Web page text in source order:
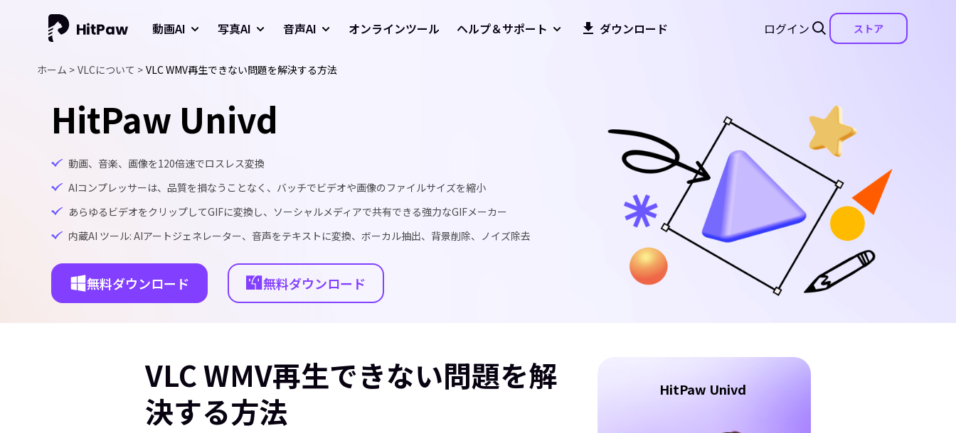
ログイン ストア
動画AI 写真AI 音声AI オンラインツール ヘルプ＆サポート ダウンロード
ホーム > VLCについて > VLC WMV再生できない問題を解決する方法
HitPaw Univd
動画、音楽、画像を120倍速でロスレス変換
AIコンプレッサーは、品質を損なうことなく、バッチでビデオや画像のファイルサイズを縮小
あらゆるビデオをクリップしてGIFに変換し、ソーシャルメディアで共有できる強力なGIFメーカー
内蔵AI ツール: AIアートジェネレーター、音声をテキストに変換、ボーカル抽出、背景削除、ノイズ除去
無料ダウンロード 無料ダウンロード
VLC WMV再生できない問題を解
決する方法
HitPaw Univd